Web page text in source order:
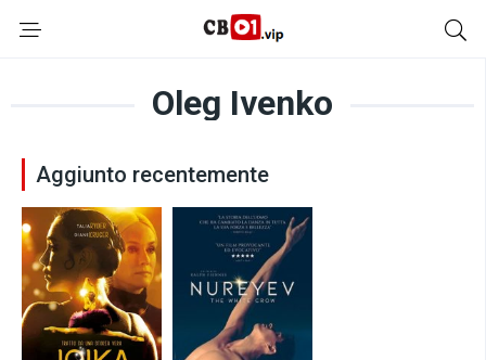
Oleg Ivenko
Aggiunto recentemente